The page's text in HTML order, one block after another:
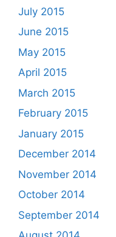
July 2015
June 2015
May 2015
April 2015
March 2015
February 2015
January 2015
December 2014
November 2014
October 2014
September 2014